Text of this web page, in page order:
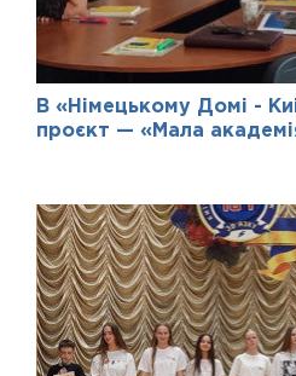
В «Німецькому Домі -
проєкт — «Мала